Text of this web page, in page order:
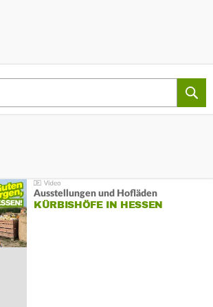
Ausstellungen und Hofläden
KÜRBISHÖFE IN HESSEN